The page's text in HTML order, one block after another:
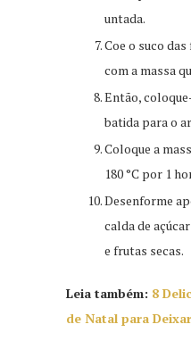
untada.
Coe o suco
com a massa
Então,
batida para o
Coloque a
180 °C por 1
Desenforme
calda de
e frutas secas.
Leia também: 8
de Natal para